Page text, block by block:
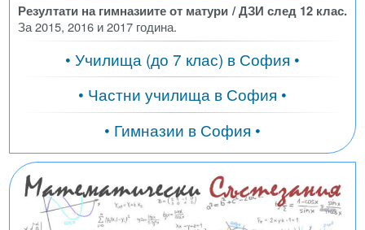
Резултати на гимназиите от матури / ДЗИ след 12 клас.
За 2015, 2016 и 2017 година.
• Училища (до 7 клас) в София •
• Частни училища в София •
• Гимназии в София •